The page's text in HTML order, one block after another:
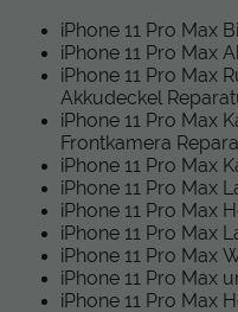
iPhone 11 Pro Max
iPhone 11 Pro Max
iPhone 11 Pro Max
Akkudeckel
iPhone 11 Pro Max
Frontkamera
iPhone 11 Pro Max
iPhone 11 Pro Max
iPhone 11 Pro Max
iPhone 11 Pro Max
iPhone 11 Pro Max
iPhone 11 Pro Max
iPhone 11 Pro Max